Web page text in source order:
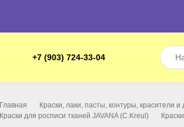
+7 (903) 724-33-04
Главная Краски, лаки, пасты, контуры, красители и
Краски для росписи тканей JAVANA (C.Kreul)